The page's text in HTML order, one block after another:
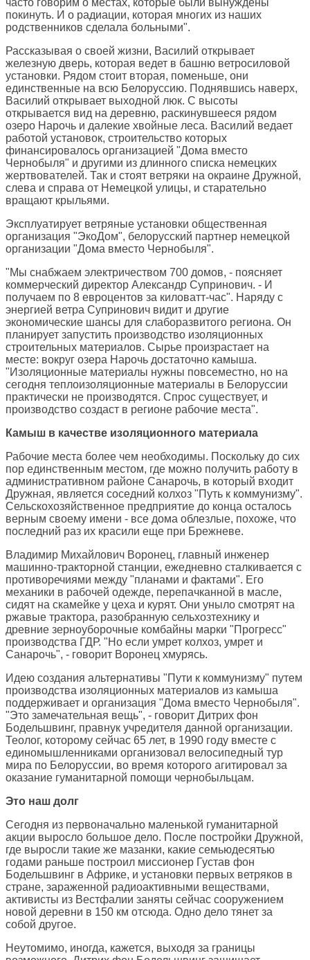
часто говорим о местах, которые были вынуждены
покинуть. И о радиации, которая многих из наших
родственников сделала больными".
Рассказывая о своей жизни, Василий открывает
железную дверь, которая ведет в башню ветросиловой
установки. Рядом стоит вторая, поменьше, они
единственные на всю Белоруссию. Поднявшись наверх,
Василий открывает выходной люк. С высоты
открывается вид на деревню, раскинувшееся рядом
озеро Нарочь и далекие хвойные леса. Василий ведает
работой установок, строительство которых
финансировалось организацией "Дома вместо
Чернобыля" и другими из длинного списка немецких
жертвователей. Так и стоят ветряки на окраине Дружной,
слева и справа от Немецкой улицы, и старательно
вращают крыльями.
Эксплуатирует ветряные установки общественная
организация "ЭкоДом", белорусский партнер немецкой
организации "Дома вместо Чернобыля".
"Мы снабжаем электричеством 700 домов, - поясняет
коммерческий директор Александр Супринович. - И
получаем по 8 евроцентов за киловатт-час". Наряду с
энергией ветра Супринович видит и другие
экономические шансы для слаборазвитого региона. Он
планирует запустить производство изоляционных
строительных материалов. Сырье произрастает на
месте: вокруг озера Нарочь достаточно камыша.
"Изоляционные материалы нужны повсеместно, но на
сегодня теплоизоляционные материалы в Белоруссии
практически не производятся. Спрос существует, и
производство создаст в регионе рабочие места".
Камыш в качестве изоляционного материала
Рабочие места более чем необходимы. Поскольку до сих
пор единственным местом, где можно получить работу в
административном районе Санарочь, в который входит
Дружная, является соседний колхоз "Путь к коммунизму".
Сельскохозяйственное предприятие до конца осталось
верным своему имени - все дома облезлые, похоже, что
последний раз их красили еще при Брежневе.
Владимир Михайлович Воронец, главный инженер
машинно-тракторной станции, ежедневно сталкивается с
противоречиями между "планами и фактами". Его
механики в рабочей одежде, перепачканной в масле,
сидят на скамейке у цеха и курят. Они уныло смотрят на
ржавые трактора, разобранную сельхозтехнику и
древние зерноуборочные комбайны марки "Прогресс"
производства ГДР. "Но если умрет колхоз, умрет и
Санарочь", - говорит Воронец хмурясь.
Идею создания альтернативы "Пути к коммунизму" путем
производства изоляционных материалов из камыша
поддерживает и организация "Дома вместо Чернобыля".
"Это замечательная вещь", - говорит Дитрих фон
Бодельшвинг, правнук учредителя данной организации.
Теолог, которому сейчас 65 лет, в 1990 году вместе с
единомышленниками организовал велосипедный тур
мира по Белоруссии, во время которого агитировал за
оказание гуманитарной помощи чернобыльцам.
Это наш долг
Сегодня из первоначально маленькой гуманитарной
акции выросло большое дело. После постройки Дружной,
где выросли такие же мазанки, какие семьюдесятью
годами раньше построил миссионер Густав фон
Бодельшвинг в Африке, и установки первых ветряков в
стране, зараженной радиоактивными веществами,
активисты из Вестфалии заняты сейчас сооружением
новой деревни в 150 км отсюда. Одно дело тянет за
собой другое.
Неутомимо, иногда, кажется, выходя за границы